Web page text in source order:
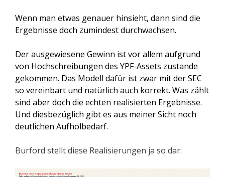
Wenn man etwas genauer hinsieht, dann sind die
Ergebnisse doch zumindest durchwachsen.
Der ausgewiesene Gewinn ist vor allem aufgrund
von Hochschreibungen des YPF-Assets zustande
gekommen. Das Modell dafür ist zwar mit der SEC
so vereinbart und natürlich auch korrekt. Was zählt
sind aber doch die echten realisierten Ergebnisse.
Und diesbezüglich gibt es aus meiner Sicht noch
deutlichen Aufholbedarf.
Burford stellt diese Realisierungen ja so dar: